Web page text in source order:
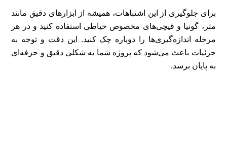
برای جلوگیری از این اشتباهات، همیشه از ابزارهای دقیق مانند
متر، گونیا و قیچی‌های مخصوص خیاطی استفاده کنید و در هر
مرحله اندازه‌گیری‌ها را دوباره چک کنید. این دقت و توجه به
جزئیات باعث می‌شود که پروژه شما به شکلی دقیق و حرفه‌ای
به پایان برسد.